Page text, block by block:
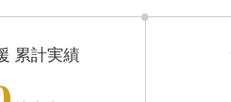
累計実績